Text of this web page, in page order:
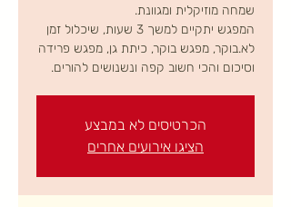
המפגש יתקיים למשך 3 שעות, שיכלול זמן
לא.בוקר, מפגש בוקר, כיתת גן, מפגש פרידה
וסיכום והכי חשוב קפה ונשנושים להורים.
הכרטיסים לא במבצע
הציגו אירועים אחרים